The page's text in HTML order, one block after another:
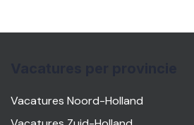
Vacatures Noord-Holland